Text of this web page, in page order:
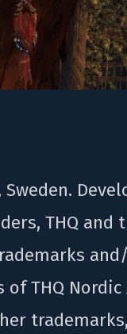
Sweden.
THQ and
THQ Nordic